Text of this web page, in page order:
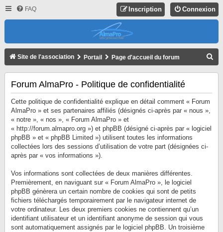
FAQ Connexion
Inscription
Site de l'association Portail Page d'accueil du forum
Forum AlmaPro - Politique de confidentialité
Cette politique de confidentialité explique en détail comment « Forum
AlmaPro » et ses partenaires affiliés (désignés ci-après par « nous »,
« notre », « nos », « Forum AlmaPro » et
« http://forum.almapro.org ») et phpBB (désigné ci-après par « logiciel
phpBB » et « phpBB Limited ») utilisent toutes les informations
collectées lors des sessions d’utilisation de votre part (désignées ci-
après par « vos informations »).
Vos informations sont collectées de deux manières différentes.
Premièrement, en naviguant sur « Forum AlmaPro », le logiciel
phpBB génèrera un certain nombre de cookies qui sont de petits
fichiers téléchargés temporairement par le navigateur internet de
votre ordinateur. Les deux premiers cookies ne contiennent qu’un
identifiant utilisateur et un identifiant anonyme de session qui vous
sont automatiquement assignés par le logiciel phpBB. Un troisième